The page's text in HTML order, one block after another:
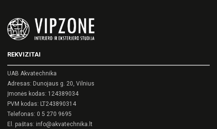
REKVIZITAI
UAB Akvatechnika
Adresas: Dunojaus g. 20, Vilnius
Įmonės kodas: 124389034
PVM kodas: LT243890314
Telefonas: 0 5 270 9695
El. paštas: info@akvatechnika.lt